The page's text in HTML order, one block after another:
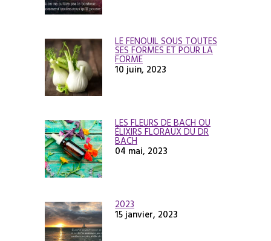
LE FENOUIL SOUS TOUTES
SES FORMES ET POUR LA
FORME
10 juin, 2023
LES FLEURS DE BACH OU
ÉLIXIRS FLORAUX DU DR
BACH
04 mai, 2023
2023
15 janvier, 2023